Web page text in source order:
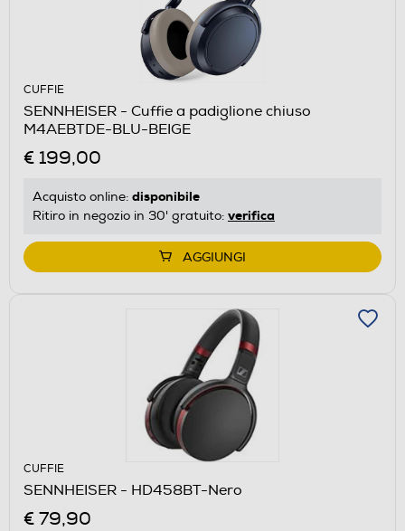
CUFFIE
SENNHEISER - Cuffie a padiglione chiuso
M4AEBTDE-BLU-BEIGE
€ 199,00
Acquisto online: disponibile
Ritiro in negozio in 30' gratuito: verifica
AGGIUNGI
CUFFIE
SENNHEISER - HD458BT-Nero
€ 79,90